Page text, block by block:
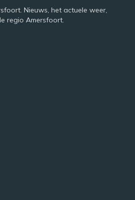
Nieuws, het actuele weer,
regio Amersfoort.